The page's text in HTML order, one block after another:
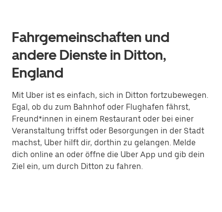
Fahrgemeinschaften und
andere Dienste in Ditton,
England
Mit Uber ist es einfach, sich in Ditton fortzubewegen.
Egal, ob du zum Bahnhof oder Flughafen fährst,
Freund*innen in einem Restaurant oder bei einer
Veranstaltung triffst oder Besorgungen in der Stadt
machst, Uber hilft dir, dorthin zu gelangen. Melde
dich online an oder öffne die Uber App und gib dein
Ziel ein, um durch Ditton zu fahren.